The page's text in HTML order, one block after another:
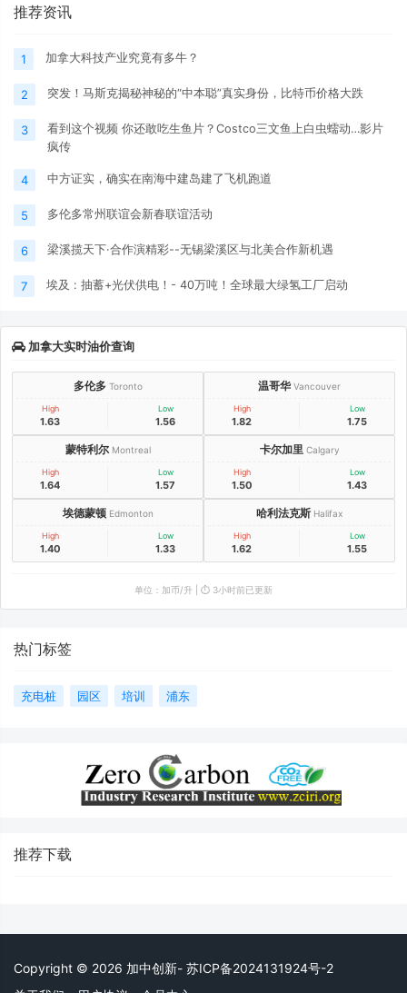
推荐资讯
1 加拿大科技产业究竟有多牛？
2 突发！马斯克揭秘神秘的“中本聪”真实身份，比特币价格大跌
3
看到这个视频 你还敢吃生鱼片？Costco三文鱼上白虫蠕动…影片
疯传
4 中方证实，确实在南海中建岛建了飞机跑道
5 多伦多常州联谊会新春联谊活动
6 梁溪揽天下·合作演精彩--无锡梁溪区与北美合作新机遇
7 埃及 : 抽蓄+光伏供电！- 40万吨！全球最大绿氢工厂启动
加拿大实时油价查询
多伦多 Toronto
High
1.63
Low
1.56
温哥华 Vancouver
High
1.82
Low
1.75
蒙特利尔 Montreal
High
1.64
Low
1.57
卡尔加里 Calgary
High
1.50
Low
1.43
埃德蒙顿 Edmonton
High
1.40
Low
1.33
哈利法克斯 Halifax
High
1.62
Low
1.55
单位：加币/升 | ⏱️ 3小时前已更新
热门标签
充电桩 园区 培训 浦东
推荐下载
Copyright © 2026 加中创新- 苏ICP备2024131924号-2